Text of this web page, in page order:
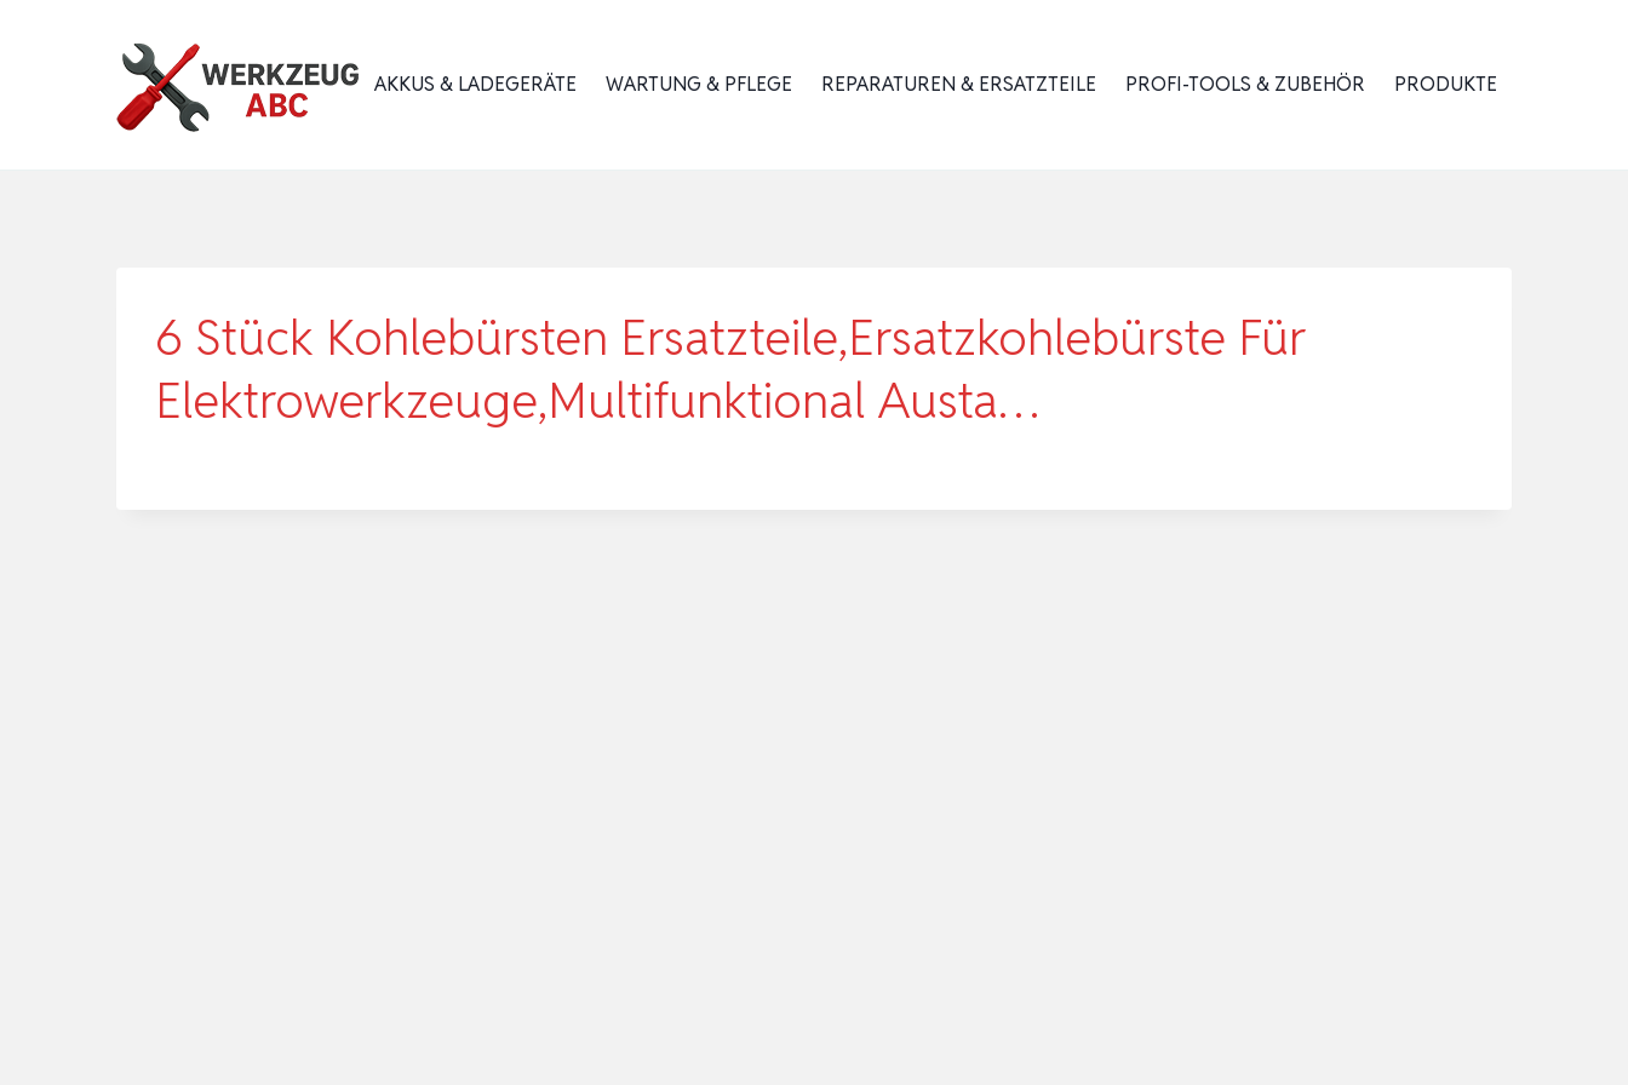
AKKUS & LADEGERÄTE WARTUNG & PFLEGE REPARATUREN & ERSATZTEILE PROFI-TOOLS & ZUBEHÖR PRODUKTE
6 Stück Kohlebürsten Ersatzteile,Ersatzkohlebürste Für
Elektrowerkzeuge,Multifunktional Austa…